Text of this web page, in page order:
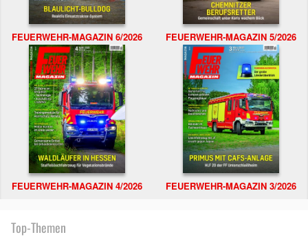
FEUERWEHR-MAGAZIN 6/2026 FEUERWEHR-MAGAZIN 5/2026
FEUERWEHR-MAGAZIN 4/2026 FEUERWEHR-MAGAZIN 3/2026
Top-Themen